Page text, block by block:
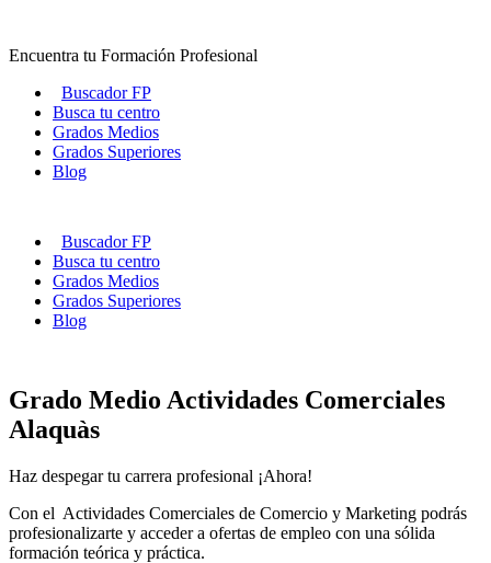
contenido
Encuentra tu Formación Profesional
Buscador FP
Busca tu centro
Grados Medios
Grados Superiores
Blog
Buscador FP
Busca tu centro
Grados Medios
Grados Superiores
Blog
Grado Medio Actividades Comerciales
Alaquàs
Haz despegar tu carrera profesional ¡Ahora!
Con el Actividades Comerciales de Comercio y Marketing podrás
profesionalizarte y acceder a ofertas de empleo con una sólida
formación teórica y práctica.